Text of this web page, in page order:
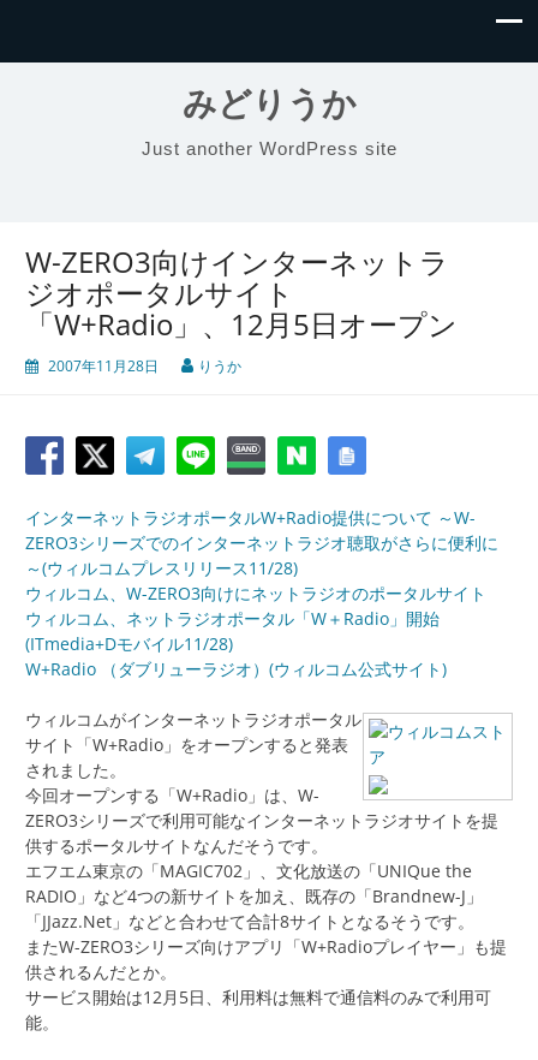
みどりうか
Just another WordPress site
W-ZERO3向けインターネットラ
ジオポータルサイト
「W+Radio」、12月5日オープン
2007年11月28日 りうか
インターネットラジオポータルW+Radio提供について ～W-
ZERO3シリーズでのインターネットラジオ聴取がさらに便利に
～(ウィルコムプレスリリース11/28)
ウィルコム、W-ZERO3向けにネットラジオのポータルサイト
ウィルコム、ネットラジオポータル「W＋Radio」開始
(ITmedia+Dモバイル11/28)
W+Radio （ダブリューラジオ）(ウィルコム公式サイト)
ウィルコムがインターネットラジオポータル
サイト「W+Radio」をオープンすると発表
されました。
今回オープンする「W+Radio」は、W-
ZERO3シリーズで利用可能なインターネットラジオサイトを提
供するポータルサイトなんだそうです。
エフエム東京の「MAGIC702」、文化放送の「UNIQue the
RADIO」など4つの新サイトを加え、既存の「Brandnew-J」
「JJazz.Net」などと合わせて合計8サイトとなるそうです。
またW-ZERO3シリーズ向けアプリ「W+Radioプレイヤー」も提
供されるんだとか。
サービス開始は12月5日、利用料は無料で通信料のみで利用可
能。